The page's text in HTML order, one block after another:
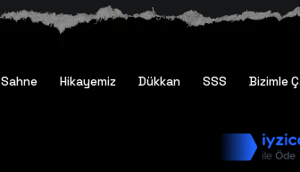
Sahne Hikayemiz Dükkan SSS Bizimle